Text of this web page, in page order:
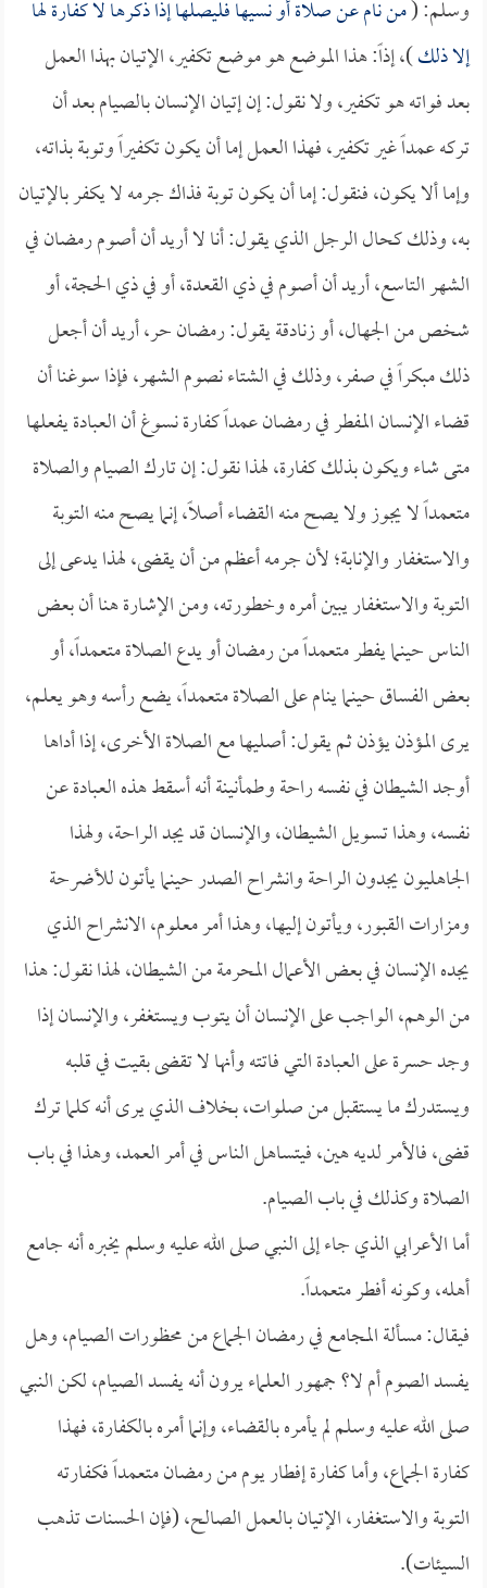
وسلم: (من نام عن صلاة أو نسيها فليصلها إذا ذكرها لا كفارة لها
إلا ذلك)، إذاً: هذا الموضع هو موضع تكفير، الإتيان بهذا العمل
بعد فواته هو تكفير، ولا نقول: إن إتيان الإنسان بالصيام بعد أن
تركه عمداً غير تكفير، فهذا العمل إما أن يكون تكفيراً وتوبة بذاته،
وإما ألا يكون، فنقول: إما أن يكون توبة فذاك جرمه لا يكفر بالإتيان
به، وذلك كحال الرجل الذي يقول: أنا لا أريد أن أصوم رمضان في
الشهر التاسع، أريد أن أصوم في ذي القعدة، أو في ذي الحجة، أو
شخص من الجهال، أو زنادقة يقول: رمضان حر، أريد أن أجعل
ذلك مبكراً في صفر، وذلك في الشتاء نصوم الشهر، فإذا سوغنا أن
قضاء الإنسان المفطر في رمضان عمداً كفارة نسوغ أن العبادة يفعلها
متى شاء ويكون بذلك كفارة، لهذا نقول: إن تارك الصيام والصلاة
متعمداً لا يجوز ولا يصح منه القضاء أصلاً، إنما يصح منه التوبة
والاستغفار والإنابة؛ لأن جرمه أعظم من أن يقضى، لهذا يدعى إلى
التوبة والاستغفار يبين أمره وخطورته، ومن الإشارة هنا أن بعض
الناس حينما يفطر متعمداً من رمضان أو يدع الصلاة متعمداً، أو
بعض الفساق حينما ينام على الصلاة متعمداً، يضع رأسه وهو يعلم،
يرى المؤذن يؤذن ثم يقول: أصليها مع الصلاة الأخرى، إذا أداها
أوجد الشيطان في نفسه راحة وطمأنينة أنه أسقط هذه العبادة عن
نفسه، وهذا تسويل الشيطان، والإنسان قد يجد الراحة، ولهذا
الجاهليون يجدون الراحة وانشراح الصدر حينما يأتون للأضرحة
ومزارات القبور، ويأتون إليها، وهذا أمر معلوم، الانشراح الذي
يجده الإنسان في بعض الأعمال المحرمة من الشيطان، لهذا نقول: هذا
من الوهم، الواجب على الإنسان أن يتوب ويستغفر، والإنسان إذا
وجد حسرة على العبادة التي فاتته وأنها لا تقضى بقيت في قلبه
ويستدرك ما يستقبل من صلوات، بخلاف الذي يرى أنه كلما ترك
قضى، فالأمر لديه هين، فيتساهل الناس في أمر العمد، وهذا في باب
الصلاة وكذلك في باب الصيام.
أما الأعرابي الذي جاء إلى النبي صلى الله عليه وسلم يخبره أنه جامع
أهله، وكونه أفطر متعمداً.
فيقال: مسألة المجامع في رمضان الجماع من محظورات الصيام، وهل
يفسد الصوم أم لا؟ جمهور العلماء يرون أنه يفسد الصيام، لكن النبي
صلى الله عليه وسلم لم يأمره بالقضاء، وإنما أمره بالكفارة، فهذا
كفارة الجماع، وأما كفارة إفطار يوم من رمضان متعمداً فكفارته
التوبة والاستغفار، الإتيان بالعمل الصالح، (فإن الحسنات تذهب
السيئات).